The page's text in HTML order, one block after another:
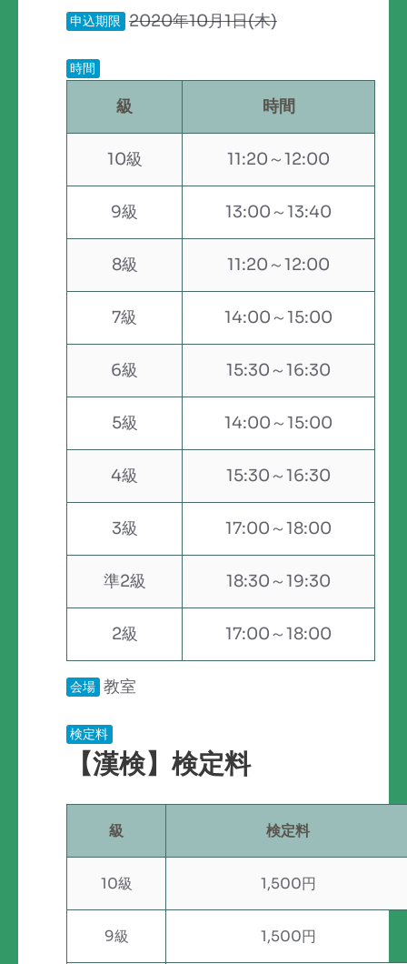
申込期限 2020年10月1日(木)
時間
級 時間
10級 11:20～12:00
9級 13:00～13:40
8級 11:20～12:00
7級 14:00～15:00
6級 15:30～16:30
5級 14:00～15:00
4級 15:30～16:30
3級 17:00～18:00
準2級 18:30～19:30
2級 17:00～18:00
会場 教室
検定料
【漢検】検定料
級 検定料
10級 1,500円
9級 1,500円